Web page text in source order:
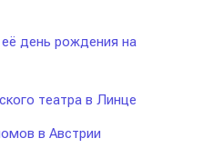
день рождения на
театра в Линце
в Австрии